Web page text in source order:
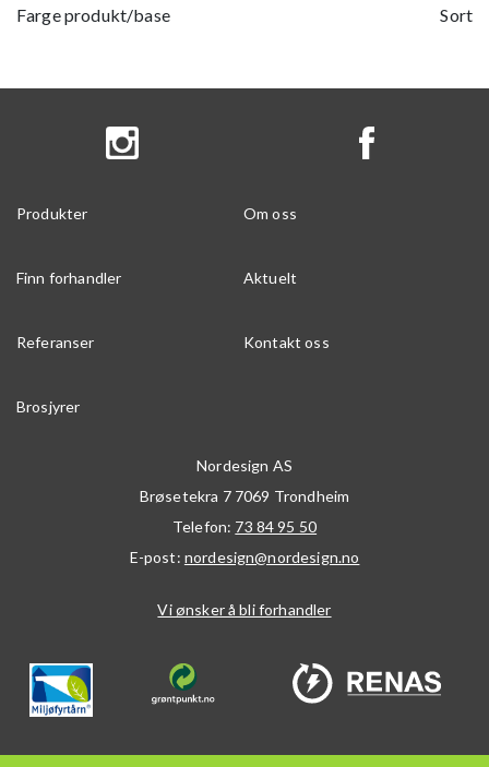
Farge produkt/base Sort
Produkter Om oss
Finn forhandler Aktuelt
Referanser Kontakt oss
Brosjyrer
Nordesign AS
Brøsetekra 7 7069 Trondheim
Telefon: 73 84 95 50
E-post: nordesign@nordesign.no
Vi ønsker å bli forhandler